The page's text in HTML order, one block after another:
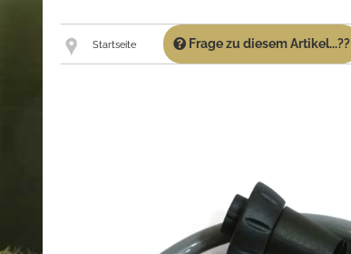
Startseite Frage zu diesem Artikel...??